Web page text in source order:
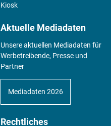
Kiosk
Aktuelle Mediadaten
Unsere aktuellen Mediadaten für
Werbetreibende, Presse und
Partner
Mediadaten 2026
Rechtliches